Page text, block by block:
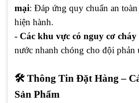
mại: Đáp ứng quy chuẩn an
hiện hành.
- Các khu vực có nguy cơ cháy
nước nhanh chóng cho đội phản
🛠️ Thông Tin Đặt Hàng –
Sản Phẩm